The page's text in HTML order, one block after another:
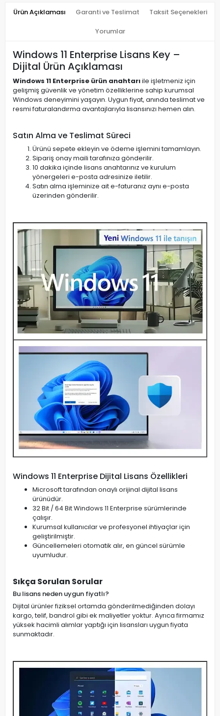
Ürün Açıklaması Garanti ve Teslimat Taksit Seçenekleri
Yorumlar
Windows 11 Enterprise Lisans Key –
Dijital Ürün Açıklaması
Windows 11 Enterprise ürün anahtarıile işletmeniz için
gelişmiş güvenlik ve yönetim özelliklerine sahip kurumsal
Windows deneyimini yaşayın. Uygun fiyat, anında teslimat ve
resmi faturalandırma avantajlarıyla lisansınızı hemen alın.
Satın Alma ve Teslimat Süreci
Ürünü sepete ekleyin ve ödeme işlemini tamamlayın.
Sipariş onay maili tarafınıza gönderilir.
10 dakika içinde lisans anahtarınız ve kurulum
yönergeleri e-posta adresinize iletilir.
Satın alma işleminize ait e-faturanız aynı e-posta
üzerinden gönderilir.
Windows 11 Enterprise Dijital Lisans Özellikleri
Microsoft tarafından onaylı orijinal dijital lisans
ürünüdür.
32 Bit / 64 Bit Windows 11 Enterprise sürümlerinde
çalışır.
Kurumsal kullanıcılar ve profesyonel ihtiyaçlar için
geliştirilmiştir.
Güncellemeleri otomatik alır, en güncel sürümle
uyumludur.
Sıkça Sorulan Sorular
Bu lisans neden uygun fiyatlı?
Dijital ürünler fiziksel ortamda gönderilmediğinden dolayı
kargo, telif, bandrol gibi ek maliyetler yoktur. Ayrıca firmamız
yüksek hacimli alımlar yaptığı için lisansları uygun fiyata
sunmaktadır.